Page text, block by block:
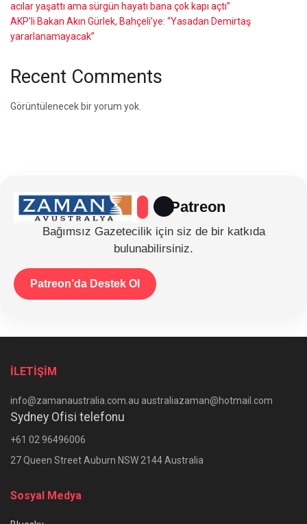
acılar yaşattı ama sürgün hayatı bana çok kapı açtı”
AKP’li Bakan Akın Gürlek, Bahçeli’ye: “Yasadan Demirtaş
yararlanamayacak”
Recent Comments
Görüntülenecek bir yorum yok.
Patreon
Bağımsız Gazetecilik için siz de bir katkıda
bulunabilirsiniz.
Patreon’da Destek Ol
İLETİŞİM
info@zamanaustralia.com.au australiazaman@hotmail.com
Sydney Ofisi telefonu
+61 02 96496006
27 Queen Street Auburn NSW 2144 Australia
Sosyal Medya